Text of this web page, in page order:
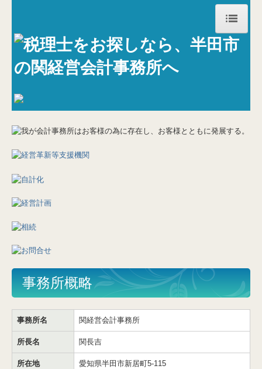
HOME
事務所紹介
交通案内
料金について
リンク集
関与先向け融資商品ご紹介
経営者お役立ち情報
経営者の四季
経営改善オンデマンド講座
個人情報保護方針
事務所概略
事務所名 関経営会計事務所
所長名 関長吉
所在地 愛知県半田市新居町5-115